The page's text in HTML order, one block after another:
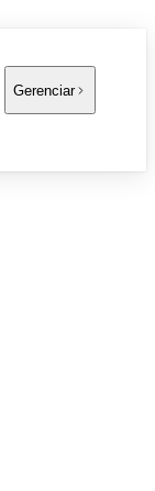
Gerenciar